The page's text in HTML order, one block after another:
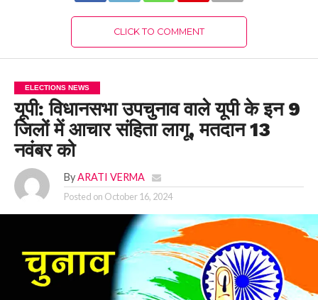
CLICK TO COMMENT
ELECTIONS NEWS
यूपी: विधानसभा उपचुनाव वाले यूपी के इन 9
जिलों में आचार संहिता लागू, मतदान 13
नवंबर को
By ARATI VERMA
Posted on October 16, 2024